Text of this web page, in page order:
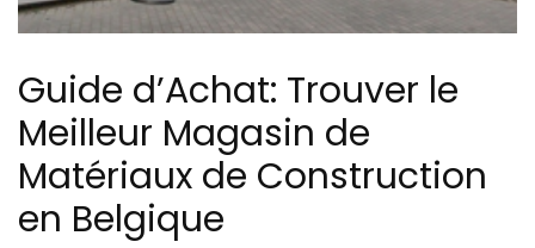
Guide d’Achat: Trouver le
Meilleur Magasin de
Matériaux de Construction
en Belgique